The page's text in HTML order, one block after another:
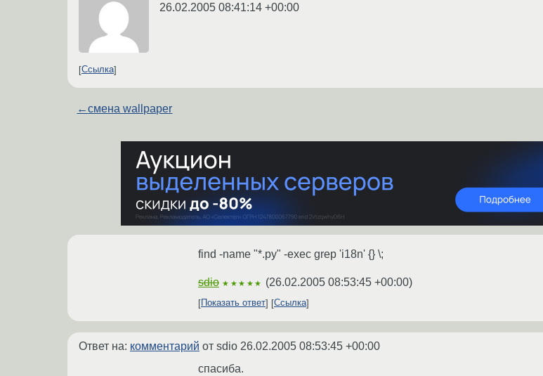
26.02.2005 08:41:14 +00:00
Ссылка
←смена wallpaper
find -name "*.py" -exec grep 'i18n' {} \;
sdio ★★★★★ (26.02.2005 08:53:45 +00:00)
Показать ответ Ссылка
Ответ на: комментарий от sdio 26.02.2005 08:53:45 +00:00
спасиба.